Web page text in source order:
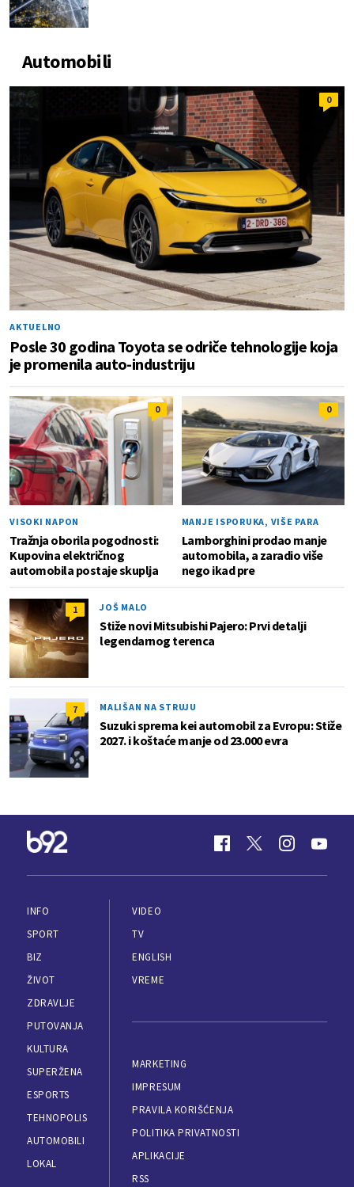
Automobili
0
AKTUELNO
Posle 30 godina Toyota se odriče tehnologije koja
je promenila auto-industriju
0
VISOKI NAPON
Tražnja oborila pogodnosti:
Kupovina električnog
automobila postaje skuplja
0
MANJE ISPORUKA, VIŠE PARA
Lamborghini prodao manje
automobila, a zaradio više
nego ikad pre
1 JOŠ MALO
Stiže novi Mitsubishi Pajero: Prvi detalji
legendarnog terenca
7 MALIŠAN NA STRUJU
Suzuki sprema kei automobil za Evropu: Stiže
2027. i koštaće manje od 23.000 evra
INFO
SPORT
BIZ
ŽIVOT
ZDRAVLJE
PUTOVANJA
KULTURA
SUPERŽENA
ESPORTS
TEHNOPOLIS
AUTOMOBILI
LOKAL
VIDEO
TV
ENGLISH
VREME
MARKETING
IMPRESUM
PRAVILA KORIŠĆENJA
POLITIKA PRIVATNOSTI
APLIKACIJE
RSS